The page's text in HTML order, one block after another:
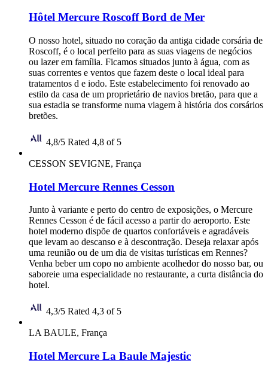
Hôtel Mercure Roscoff Bord de Mer
O nosso hotel, situado no coração da antiga cidade corsária de
Roscoff, é o local perfeito para as suas viagens de negócios
ou lazer em família. Ficamos situados junto à água, com as
suas correntes e ventos que fazem deste o local ideal para
tratamentos d e iodo. Este estabelecimento foi renovado ao
estilo da casa de um proprietário de navios bretão, para que a
sua estadia se transforme numa viagem à história dos corsários
bretões.
4,8/5 Rated 4,8 of 5
CESSON SEVIGNE, França
Hotel Mercure Rennes Cesson
Junto à variante e perto do centro de exposições, o Mercure
Rennes Cesson é de fácil acesso a partir do aeroporto. Este
hotel moderno dispõe de quartos confortáveis e agradáveis
que levam ao descanso e à descontração. Deseja relaxar após
uma reunião ou de um dia de visitas turísticas em Rennes?
Venha beber um copo no ambiente acolhedor do nosso bar, ou
saboreie uma especialidade no restaurante, a curta distância do
hotel.
4,3/5 Rated 4,3 of 5
LA BAULE, França
Hotel Mercure La Baule Majestic